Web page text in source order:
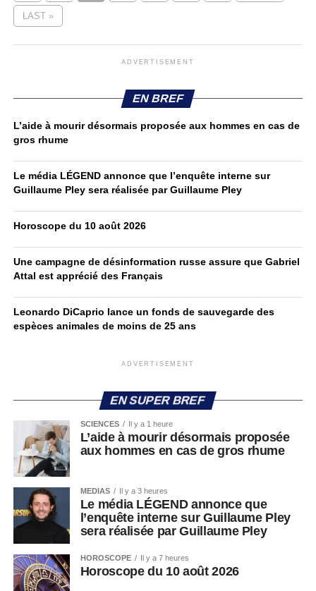
LAST »
ADVERTISEMENT
EN BREF
L’aide à mourir désormais proposée aux hommes en cas de
gros rhume
Le média LÉGEND annonce que l’enquête interne sur
Guillaume Pley sera réalisée par Guillaume Pley
Horoscope du 10 août 2026
Une campagne de désinformation russe assure que Gabriel
Attal est apprécié des Français
Leonardo DiCaprio lance un fonds de sauvegarde des
espèces animales de moins de 25 ans
ADVERTISEMENT
EN SUPER BREF
SCIENCES Il y a 1 heure
L’aide à mourir désormais proposée
aux hommes en cas de gros rhume
MEDIAS Il y a 3 heures
Le média LÉGEND annonce que
l’enquête interne sur Guillaume Pley
sera réalisée par Guillaume Pley
HOROSCOPE Il y a 7 heures
Horoscope du 10 août 2026